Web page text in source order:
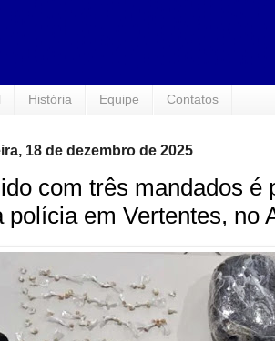
História Equipe Contatos
18 de dezembro de 2025
com três mandados é
polícia em Vertentes, no